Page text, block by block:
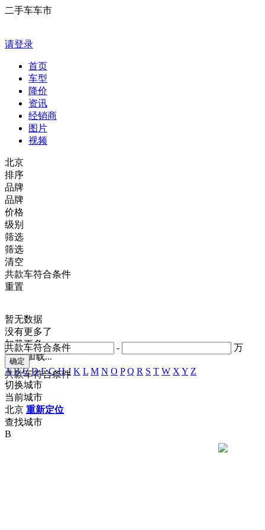
二手车车市
请登录
首页
车型
降价
资讯
经销商
图片
视频
北京
排序
品牌
品牌
价格
- 万
共款车符合条件
级别
共款车符合条件
筛选
筛选
清空
共款车符合条件
重置
暂无数据
没有更多了
加载更多
正在加载...
A B C D F G H J K L M N O P Q R S T W X Y Z
切换城市
当前城市
北京 重新定位
查找城市
B